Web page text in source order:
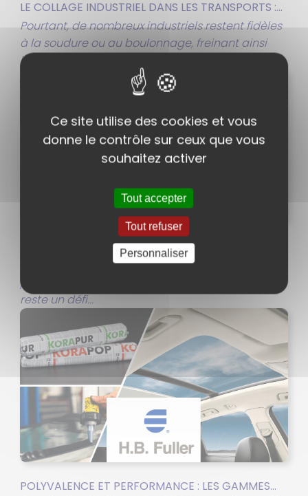
LE COLLAGE INDUSTRIEL DANS LES TRANSPORTS :...
Pourtant, de nombreux industriels restent fidèles
à la soudure ou au boulonnage, freinant ainsi
l'accélération de...
COLLAGE STRUCTUREL DES POLYOLÉFINES : PE, PP...
L’assemblage des thermoplastiques rigides type
polyoléfines (PE, PP) et des élastomères (TPE)
reste un défi...
POLYVALENCE ET PERFORMANCE : LES GAMMES...
Ce site utilise des cookies et vous
donne le contrôle sur ceux que vous
souhaitez activer
Tout accepter
Tout refuser
Personnaliser